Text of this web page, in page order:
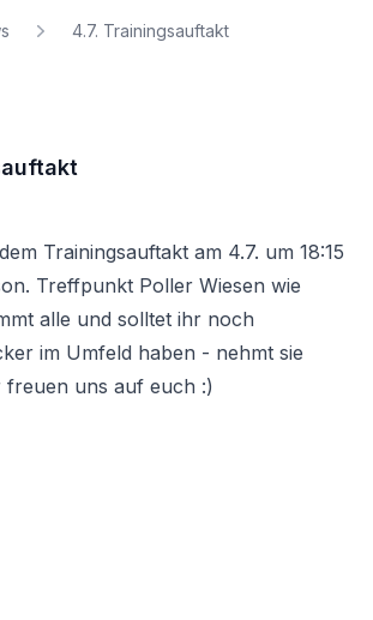
4.7. Trainingsauftakt
Trainingsauftakt am 4.7. um 18:15
Treffpunkt Poller Wiesen wie
alle und solltet ihr noch
im Umfeld haben - nehmt sie
freuen uns auf euch :)